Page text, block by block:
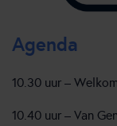
Agenda
10.30 uur –
10.40 uur – Van